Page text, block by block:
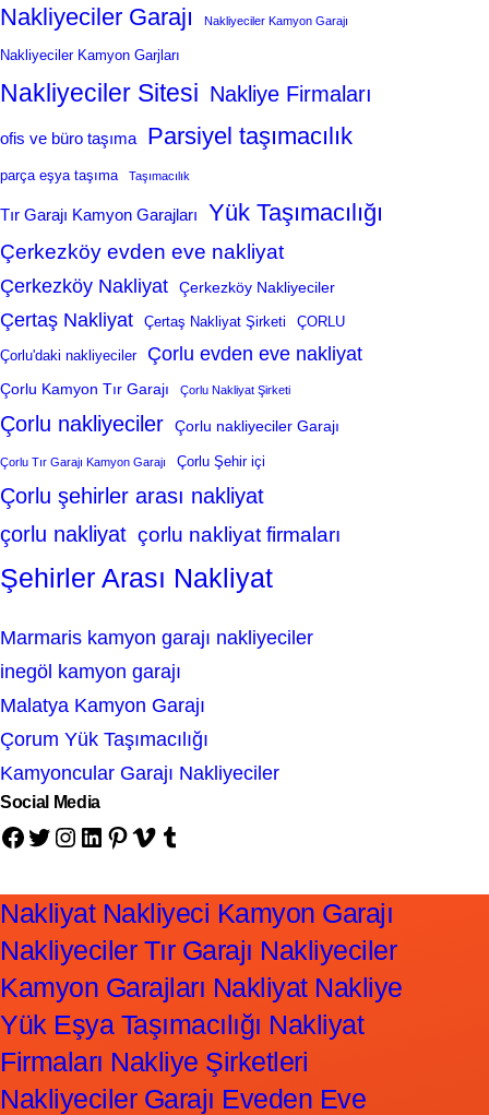
Nakliyeciler Garajı Nakliyeciler Kamyon Garajı
Nakliyeciler Kamyon Garjları
Nakliyeciler Sitesi Nakliye Firmaları
ofis ve büro taşıma Parsiyel taşımacılık
parça eşya taşıma Taşımacılık
Tır Garajı Kamyon Garajları Yük Taşımacılığı
Çerkezköy evden eve nakliyat
Çerkezköy Nakliyat Çerkezköy Nakliyeciler
Çertaş Nakliyat Çertaş Nakliyat Şirketi ÇORLU
Çorlu'daki nakliyeciler Çorlu evden eve nakliyat
Çorlu Kamyon Tır Garajı Çorlu Nakliyat Şirketi
Çorlu nakliyeciler Çorlu nakliyeciler Garajı
Çorlu Tır Garajı Kamyon Garajı Çorlu Şehir içi
Çorlu şehirler arası nakliyat
çorlu nakliyat çorlu nakliyat firmaları
Şehirler Arası Nakliyat
Marmaris kamyon garajı nakliyeciler
inegöl kamyon garajı
Malatya Kamyon Garajı
Çorum Yük Taşımacılığı
Kamyoncular Garajı Nakliyeciler
Social Media
Facebook Twitter Instagram LinkedIn Pinterest Vimeo Tumblr
Nakliyat Nakliyeci Kamyon Garajı
Nakliyeciler Tır Garajı Nakliyeciler
Kamyon Garajları Nakliyat Nakliye
Yük Eşya Taşımacılığı Nakliyat
Firmaları Nakliye Şirketleri
Nakliyeciler Garajı Eveden Eve